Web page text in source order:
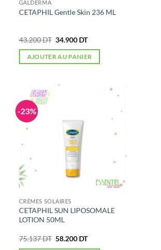
GALDERMA
CETAPHIL Gentle Skin 236 ML
43.200DT Le
initial
était :
34.900 DTLe
actuel
est :
AJOUTER AU PANIER
-23%
CRÈMES SOLAIRES
CETAPHIL SUN LIPOSOMALE
LOTION 50ML
75.137DT Le
58.200 DTLe